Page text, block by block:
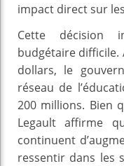
impact direct sur
Cette décision
budgétaire difficile.
dollars, le
réseau de
200 millions. Bien
Legault affirme
continuent
ressentir dans les